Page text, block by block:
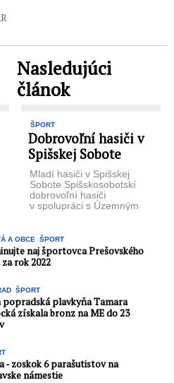
Nasledujúci
článok
ŠPORT
Dobrovoľní hasiči v
Spišskej Sobote
Mladí hasiči v Spišskej
Sobote Spišskosobotskí
dobrovoľní hasiči
v spolupráci s Územným
v areáli ...
A OBCE ŠPORT
naj športovca Prešovského
rok 2022
ŠPORT
popradská plavkyňa Tamara
získala bronz na ME do 23
- zoskok 6 parašutistov na
námestie